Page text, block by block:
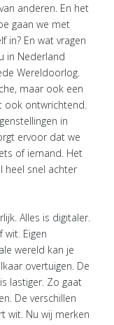
anderen. En het
gaan we met
in? En wat vragen
in Nederland
Wereldoorlog.
maar ook een
ook ontwrichtend.
in
ervoor dat we
of iemand. Het
heel snel achter
Alles is digitaler.
Eigen
wereld kan je
overtuigen. De
lastiger. Zo gaat
De verschillen
wit. Nu wij merken